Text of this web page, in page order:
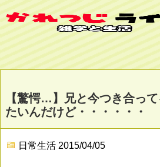
【驚愕…】兄と今つき合っ
たいんだけど・・・・・・
日常生活 2015/04/05